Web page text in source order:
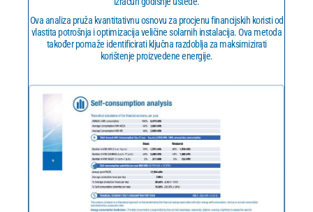
Ova analiza pruža kvantitativnu osnovu za procjenu financijskih koristi od
vlastita potrošnja i optimizacija veličine solarnih instalacija. Ova metoda
također pomaže identificirati ključna razdoblja za maksimizirati
korištenje proizvedene energije.